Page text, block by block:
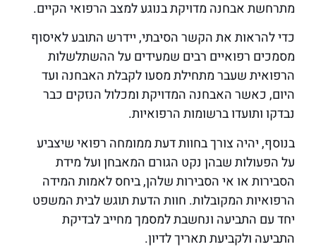
מתרחשת אבחנה מדויקת בנוגע למצב הרפואי הקיים.
כדי להראות את הקשר הסיבתי, יידרש התובע לאיסוף
מסמכים רפואיים רבים שמעידים על ההשתלשלות
הרפואית שעבר מתחילת מסעו לקבלת האבחנה ועד
היום, כאשר האבחנה המדויקת ומכלול הנזקים כבר
נבדקו ותועדו ברשומות הרפואיות.
בנוסף, יהיה צורך בחוות דעת ממומחה רפואי שיצביע
על הפעולות שבהן נקט הגורם המאבחן ועל מידת
הסבירות או אי הסבירות שלהן, ביחס לאמות המידה
הרפואיות המקובלות. חוות הדעת תוגש לבית המשפט
יחד עם התביעה ונחשבת למסמך מחייב לבדיקת
התביעה ולקביעת תאריך לדיון.